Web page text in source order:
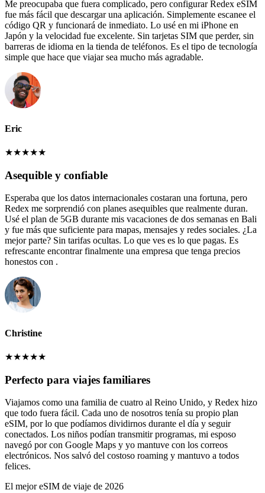
Me preocupaba que fuera complicado, pero configurar Redex eSIM
fue más fácil que descargar una aplicación. Simplemente escanee el
código QR y funcionará de inmediato. Lo usé en mi iPhone en
Japón y la velocidad fue excelente. Sin tarjetas SIM que perder, sin
barreras de idioma en la tienda de teléfonos. Es el tipo de tecnología
simple que hace que viajar sea mucho más agradable.
Eric
★★★★★
Asequible y confiable
Esperaba que los datos internacionales costaran una fortuna, pero
Redex me sorprendió con planes asequibles que realmente duran.
Usé el plan de 5GB durante mis vacaciones de dos semanas en Bali
y fue más que suficiente para mapas, mensajes y redes sociales. ¿La
mejor parte? Sin tarifas ocultas. Lo que ves es lo que pagas. Es
refrescante encontrar finalmente una empresa que tenga precios
honestos con .
Christine
★★★★★
Perfecto para viajes familiares
Viajamos como una familia de cuatro al Reino Unido, y Redex hizo
que todo fuera fácil. Cada uno de nosotros tenía su propio plan
eSIM, por lo que podíamos dividirnos durante el día y seguir
conectados. Los niños podían transmitir programas, mi esposo
navegó por con Google Maps y yo mantuve con los correos
electrónicos. Nos salvó del costoso roaming y mantuvo a todos
felices.
El mejor eSIM de viaje de 2026